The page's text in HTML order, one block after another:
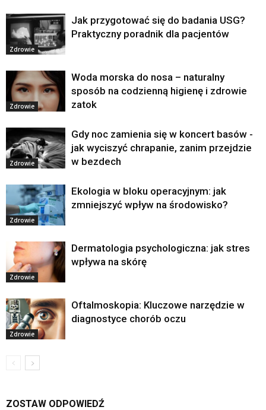
Zdrowie
Jak przygotować się do badania USG?
Praktyczny poradnik dla pacjentów
Zdrowie
Woda morska do nosa – naturalny
sposób na codzienną higienę i zdrowie
zatok
Zdrowie
Gdy noc zamienia się w koncert basów -
jak wyciszyć chrapanie, zanim przejdzie
w bezdech
Zdrowie
Ekologia w bloku operacyjnym: jak
zmniejszyć wpływ na środowisko?
Zdrowie
Dermatologia psychologiczna: jak stres
wpływa na skórę
Zdrowie
Oftalmoskopia: Kluczowe narzędzie w
diagnostyce chorób oczu
ZOSTAW ODPOWIEDŹ